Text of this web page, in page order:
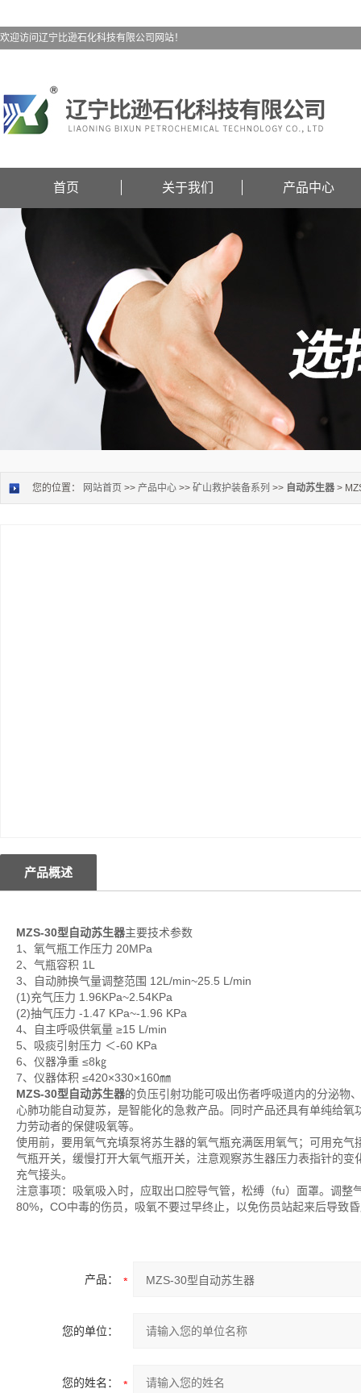
欢迎访问辽宁比逊石化科技有限公司网站！
首页 关于我们 产品中心
您的位置： 网站首页 >> 产品中心 >> 矿山救护装备系列 >> 自动苏生器 >
产品概述
MZS-30型自动苏生器主要技术参数
1、氧气瓶工作压力 20MPa
2、气瓶容积 1L
3、自动肺换气量调整范围 12L/min~25.5 L/min
(1)充气压力 1.96KPa~2.54KPa
(2)抽气压力 -1.47 KPa~-1.96 KPa
4、自主呼吸供氧量 ≥15 L/min
5、吸痰引射压力 ＜-60 KPa
6、仪器净重 ≤8㎏
7、仪器体积 ≤420×330×160㎜
MZS-30型自动苏生器的负压引射功能可吸出伤者呼吸道内的分泌物
心肺功能自动复苏，是智能化的急救产品。同时产品还具有单纯给
力劳动者的保健吸氧等。
使用前，要用氧气充填泵将苏生器的氧气瓶充满医用氧气；可用充
气瓶开关，缓慢打开大氧气瓶开关，注意观察苏生器压力表指针的
充气接头。
注意事项：吸氧吸入时，应取出口腔导气管，松缚（fu）面罩。调
80%，CO中毒的伤员，吸氧不要过早终止，以免伤员站起来后导致
产品：
您的单位：
您的姓名：